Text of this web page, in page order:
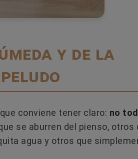
LA
LOS 12 MEJORES
PERROS EN 2026:
NOS ENCANTAN
y de la
conviene tener claro: no
se aburren del pienso, otros
agua y otros que